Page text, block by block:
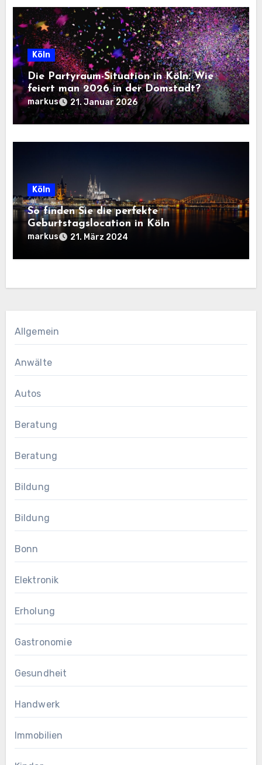
Köln
Die Partyraum-Situation in Köln: Wie
feiert man 2026 in der Domstadt?
markus 21. Januar 2026
Köln
So finden Sie die perfekte
Geburtstagslocation in Köln
markus 21. März 2024
Allgemein
Anwälte
Autos
Beratung
Beratung
Bildung
Bildung
Bonn
Elektronik
Erholung
Gastronomie
Gesundheit
Handwerk
Immobilien